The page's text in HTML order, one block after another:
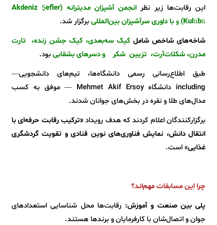
این رقابت‌ها زیر نظر
انجمن آشپزان مدیترانه (Akdeniz Şefler
Kulübü) وبا داوری سرآشپزان بین‌المللیبرگزار شد.
شاخه‌های شاخص شامل کیک سه‌بعدی، کیک جشن زنده، تارت
مدرن، شکلات‌آرت، تزیین شکر و دسرهای بشقابیبود.
طبق اطلاع‌رسانی رسمی دانشگاه‌ها، تیم‌های دانشجویی—
including دانشگاه Mehmet Akif Ersoy — موفق به کسب
مدال‌های طلا و نقره در بخش‌های جوانان شدند.
برگزارکنندگان اعلام کردند که هدف رویداد«ترکیب رقابت حرفه‌ای با
انتقال دانش، نمایش فناوری‌های نوین قنادی و تقویت گردشگری
غذایی»است.
چرا این مسابقات مهم‌اند؟
پلی بین صنعت و آموزش: رقابت‌ها محل شناسایی استعدادهای
جوان و اتصال‌شان با کارفرمایان و برندها هستند.